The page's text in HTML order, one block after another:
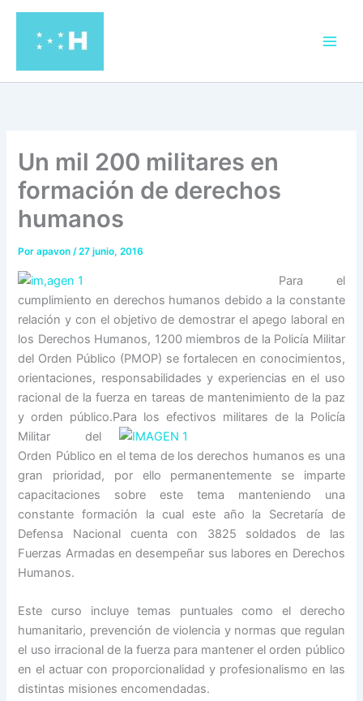
contenido
Un mil 200 militares en
formación de derechos
humanos
Porapavon/27 junio, 2016
Para el
cumplimiento en derechos humanos debido a la constante
relación y con el objetivo de demostrar el apego laboral en
los Derechos Humanos, 1200 miembros de la Policía Militar
del Orden Público (PMOP) se fortalecen en conocimientos,
orientaciones, responsabilidades y experiencias en el uso
racional de la fuerza en tareas de mantenimiento de la paz
y orden público.Para los efectivos militares de la Policía
Militar del
Orden Público en el tema de los derechos humanos es una
gran prioridad, por ello permanentemente se imparte
capacitaciones sobre este tema manteniendo una
constante formación la cual este año la Secretaría de
Defensa Nacional cuenta con 3825 soldados de las
Fuerzas Armadas en desempeñar sus labores en Derechos
Humanos.
Este curso incluye temas puntuales como el derecho
humanitario, prevención de violencia y normas que regulan
el uso irracional de la fuerza para mantener el orden público
en el actuar con proporcionalidad y profesionalismo en las
distintas misiones encomendadas.